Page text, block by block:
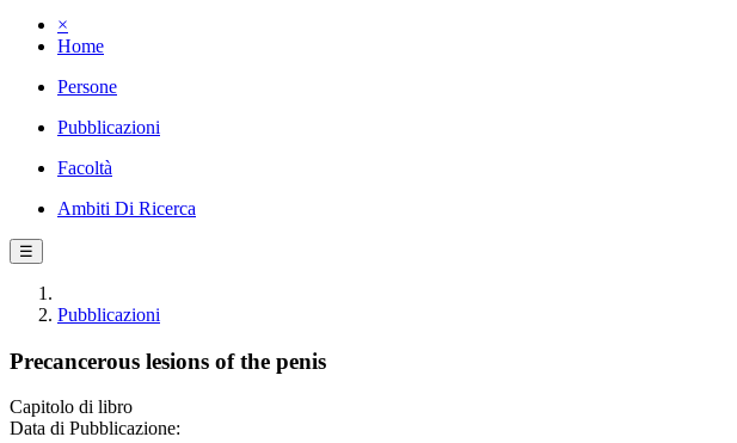
×
Home
Persone
Pubblicazioni
Facoltà
Ambiti Di Ricerca
☰
Pubblicazioni
Precancerous lesions of the penis
Capitolo di libro
Data di Pubblicazione: